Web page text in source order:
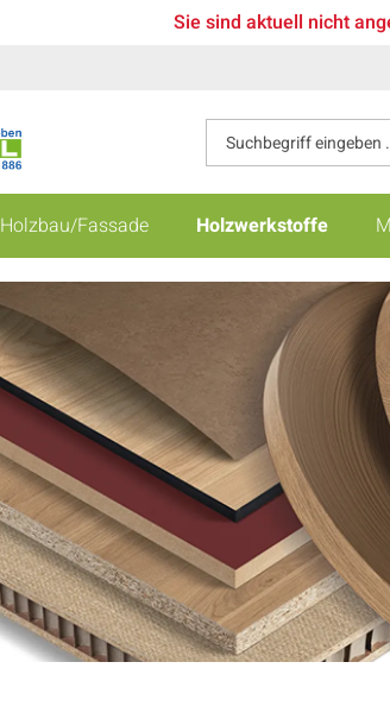
Sie sind aktuell nicht
Holzbau/Fassade Holzwerkstoffe